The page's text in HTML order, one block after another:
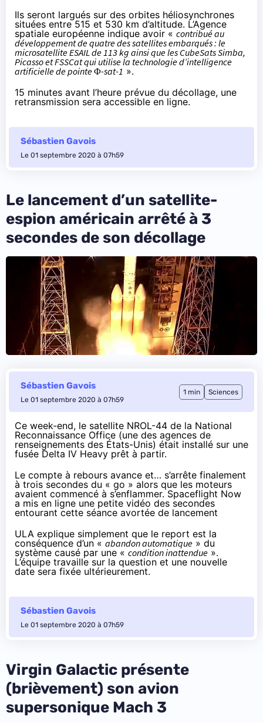
Ils seront largués sur des orbites héliosynchrones
situées entre 515 et 530 km d’altitude. L’Agence
spatiale européenne indique avoir « contribué au
développement de quatre des satellites embarqués : le
microsatellite ESAIL de 113 kg ainsi que les CubeSats Simba,
Picasso et FSSCat qui utilise la technologie d’intelligence
artificielle de pointe Φ-sat-1 ».
15 minutes avant l’heure prévue du décollage, une
retransmission sera accessible en ligne.
Sébastien Gavois
Le 01 septembre 2020 à 07h59
Le lancement d’un satellite-
espion américain arrêté à 3
secondes de son décollage
Sébastien Gavois
Le 01 septembre 2020 à 07h59
1 min Sciences
Ce week-end, le satellite NROL-44 de la National
Reconnaissance Office (une des agences de
renseignements des États-Unis) était installé sur une
fusée Delta IV Heavy prêt à partir.
Le compte à rebours avance et… s’arrête finalement
à trois secondes du « go » alors que les moteurs
avaient commencé à s’enflammer. Spaceflight Now
a mis en ligne une petite vidéo des secondes
entourant cette séance avortée de lancement
ULA explique simplement que le report est la
conséquence d’un « abandon automatique » du
système causé par une « condition inattendue ».
L’équipe travaille sur la question et une nouvelle
date sera fixée ultérieurement.
Sébastien Gavois
Le 01 septembre 2020 à 07h59
Virgin Galactic présente
(brièvement) son avion
supersonique Mach 3